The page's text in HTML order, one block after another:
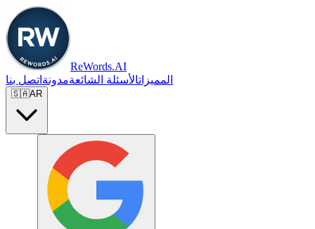
ReWords.AI
المميزاتالأسئلة الشائعةمدونة اتصل بنا
🇸🇦AR